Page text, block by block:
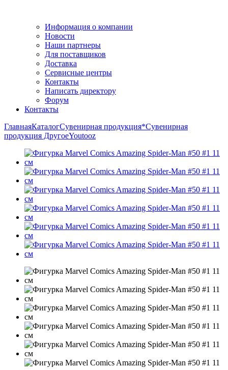
Информация о компании
Новости
Наши партнеры
Для поставщиков
Доставка
Сервисные центры
Контакты
Написать директору
Форум
Контакты
ГлавнаяКаталогСувенирная продукция*Сувенирная
продукция ДругоеYoutooz